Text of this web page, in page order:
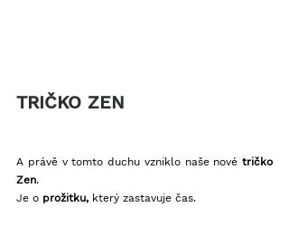
TRIČKO ZEN
A právě v tomto duchu vzniklo naše nové tričko
Zen.
Je o prožitku, který zastavuje čas.